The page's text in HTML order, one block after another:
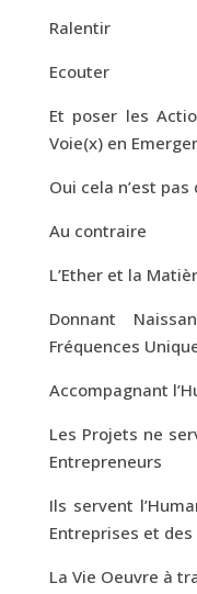
Ralentir
Ecouter
Et poser les
Voie(x) en
Oui cela n’est
Au contraire
L’Ether et la
Donnant
Fréquences
Accompagnant
Les Projets ne
Entrepreneurs
Ils servent
Entreprises et
La Vie Oeuvre à